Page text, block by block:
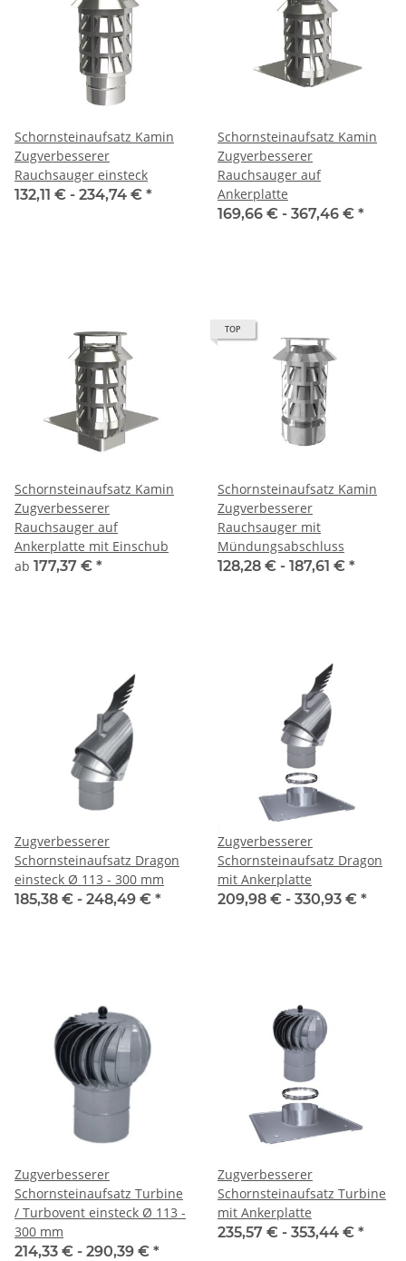
Schornsteinaufsatz Kamin
Zugverbesserer
Rauchsauger einsteck
132,11 € - 234,74 € *
Schornsteinaufsatz Kamin
Zugverbesserer
Rauchsauger auf
Ankerplatte
169,66 € - 367,46 € *
Schornsteinaufsatz Kamin
Zugverbesserer
Rauchsauger auf
Ankerplatte mit Einschub
ab 177,37 € *
TOP
Schornsteinaufsatz Kamin
Zugverbesserer
Rauchsauger mit
Mündungsabschluss
128,28 € - 187,61 € *
Zugverbesserer
Schornsteinaufsatz Dragon
einsteck Ø 113 - 300 mm
185,38 € - 248,49 € *
Zugverbesserer
Schornsteinaufsatz Dragon
mit Ankerplatte
209,98 € - 330,93 € *
Zugverbesserer
Schornsteinaufsatz Turbine
/ Turbovent einsteck Ø 113 -
300 mm
214,33 € - 290,39 € *
Zugverbesserer
Schornsteinaufsatz Turbine
mit Ankerplatte
235,57 € - 353,44 € *